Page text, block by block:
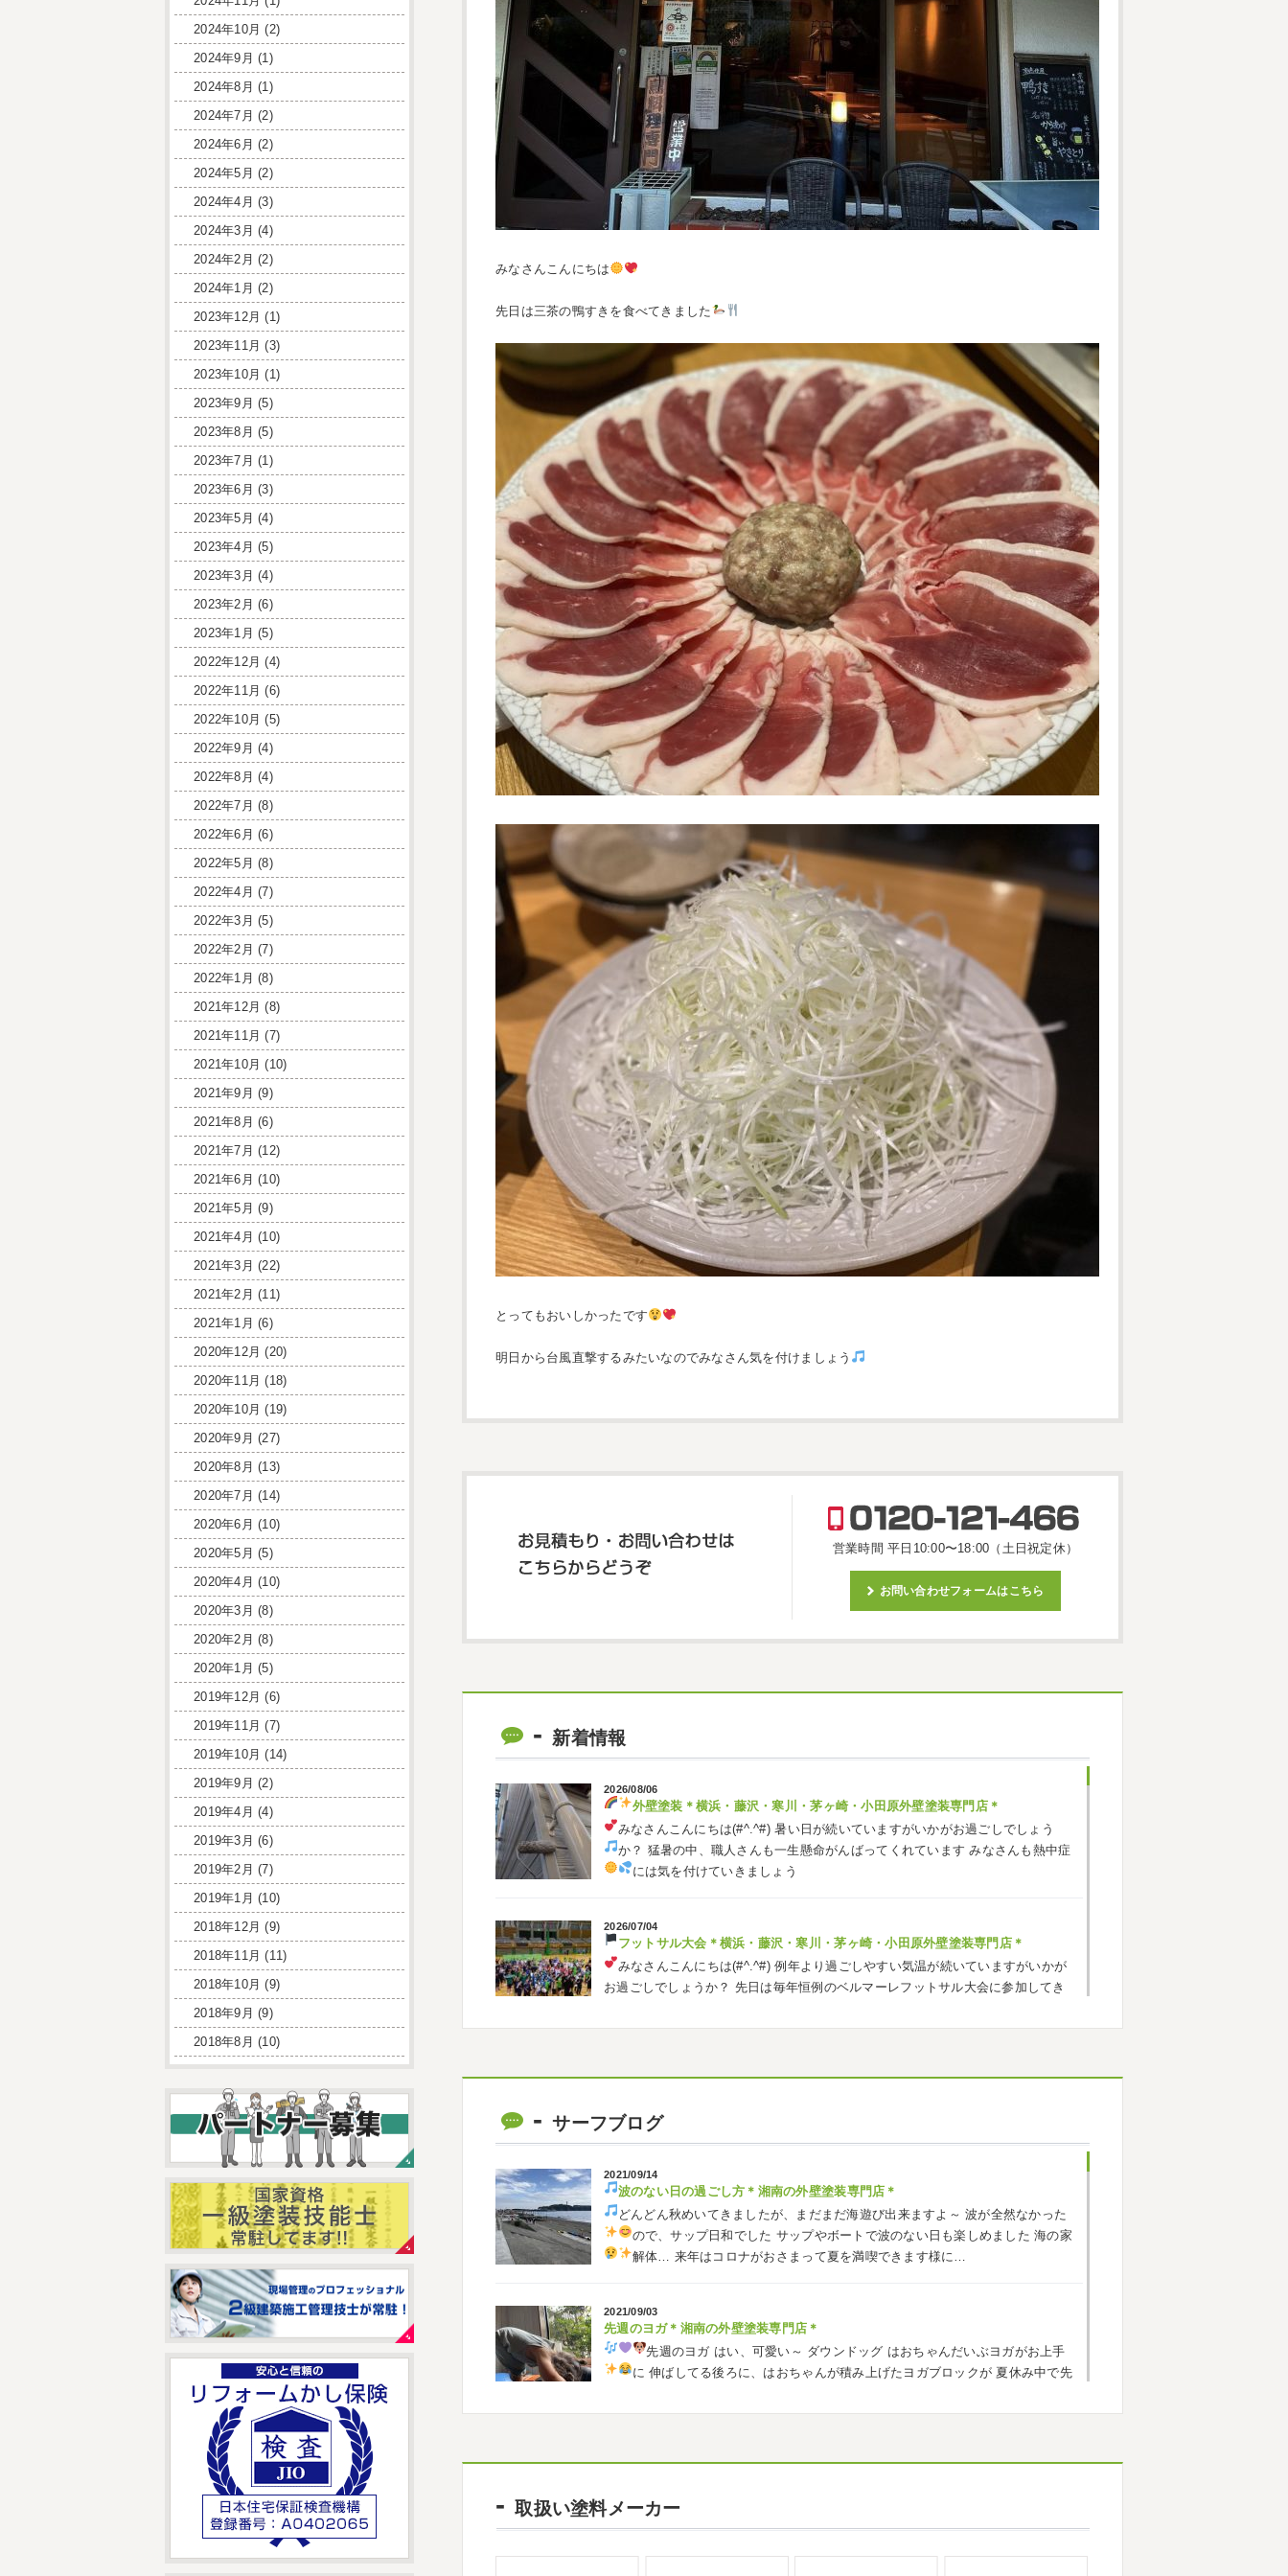
みなさんこんにちは
先日は三茶の鴨すきを食べてきました
とってもおいしかったです
明日から台風直撃するみたいなのでみなさん気を付けましょう
営業時間 平日10:00〜18:00（土日祝定休）
お問い合わせフォームはこちら
新着情報
2026/08/06
外壁塗装 ＊横浜・藤沢・寒川・茅ヶ崎・小田原外壁塗装専門店＊
みなさんこんにちは(#^.^#)暑い日が続いていますがいかがお過ごしでしょう
か？ 猛暑の中、職人さんも一生懸命がんばってくれています みなさんも熱中症
には気を付けていきましょう
2026/07/04
フットサル大会 ＊横浜・藤沢・寒川・茅ヶ崎・小田原外壁塗装専門店＊
みなさんこんにちは(#^.^#)例年より過ごしやすい気温が続いていますがいかが
お過ごしでしょうか？ 先日は毎年恒例のベルマーレフットサル大会に参加してき
ベルマーレ＊横浜・藤沢・寒川・茅ヶ崎・小田原外壁塗装専門店＊
ようと思います
も会えました今シーズンもよろしくお願いいたします
2026/05/02
自転車＊横浜・藤沢・寒川・茅ヶ崎・小田原外壁塗装専門店＊
みなさんこんにちは ＧＷはいかがお過ごしですか？ 先日は娘と海沿いにある
公園で自転車の練習に行ってきました今まではキックボード派だったので自転
2026/02/26
3連休＊横浜・藤沢・寒川・茅ヶ崎・小田原外壁塗装専門店＊
こんにちは♡ 今週は3連休明けからのスタートでしたね!! 皆様連休はいかがお過ご
ご無沙汰しております
川でも雪が降りましたね近所の公園も雪が積もっていて子供たちは大 ...
サーフブログ
2021/09/14
波のない日の過ごし方 ＊湘南の外壁塗装専門店＊
どんどん秋めいてきましたが、まだまだ海遊び出来ますよ～ 波が全然なかった
ので、サップ日和でした サップやボートで波のない日も楽しめました 海の家
解体… 来年はコロナがおさまって夏を満喫できます様に…
2021/09/03
先週のヨガ＊湘南の外壁塗装専門店＊
先週のヨガはい、可愛い～ ダウンドッグ はおちゃんだいぶヨガがお上手
に 伸ばしてる後ろに、はおちゃんが積み上げたヨガブロックが 夏休み中で先
大量発生!!!＊湘南の外壁塗装専門店＊
日曜日はちょっと寒かったです
ていたのですが、次の日に 身体中が痒い!! チンクイが大量発生している ...
取扱い塗料メーカー
2024年10月 (2)
2024年9月 (1)
2024年8月 (1)
2024年7月 (2)
2024年6月 (2)
2024年5月 (2)
2024年4月 (3)
2024年3月 (4)
2024年2月 (2)
2024年1月 (2)
2023年12月 (1)
2023年11月 (3)
2023年10月 (1)
2023年9月 (5)
2023年8月 (5)
2023年7月 (1)
2023年6月 (3)
2023年5月 (4)
2023年4月 (5)
2023年3月 (4)
2023年2月 (6)
2023年1月 (5)
2022年12月 (4)
2022年11月 (6)
2022年10月 (5)
2022年9月 (4)
2022年8月 (4)
2022年7月 (8)
2022年6月 (6)
2022年5月 (8)
2022年4月 (7)
2022年3月 (5)
2022年2月 (7)
2022年1月 (8)
2021年12月 (8)
2021年11月 (7)
2021年10月 (10)
2021年9月 (9)
2021年8月 (6)
2021年7月 (12)
2021年6月 (10)
2021年5月 (9)
2021年4月 (10)
2021年3月 (22)
2021年2月 (11)
2021年1月 (6)
2020年12月 (20)
2020年11月 (18)
2020年10月 (19)
2020年9月 (27)
2020年8月 (13)
2020年7月 (14)
2020年6月 (10)
2020年5月 (5)
2020年4月 (10)
2020年3月 (8)
2020年2月 (8)
2020年1月 (5)
2019年12月 (6)
2019年11月 (7)
2019年10月 (14)
2019年9月 (2)
2019年4月 (4)
2019年3月 (6)
2019年2月 (7)
2019年1月 (10)
2018年12月 (9)
2018年11月 (11)
2018年10月 (9)
2018年9月 (9)
2018年8月 (10)